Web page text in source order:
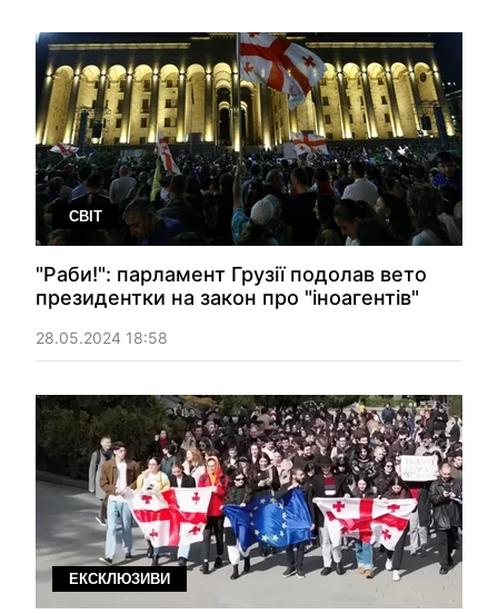
СВІТ
"Раби!": парламент Грузії подолав вето
президентки на закон про "іноагентів"
28.05.2024 18:58
ЕКСКЛЮЗИВИ